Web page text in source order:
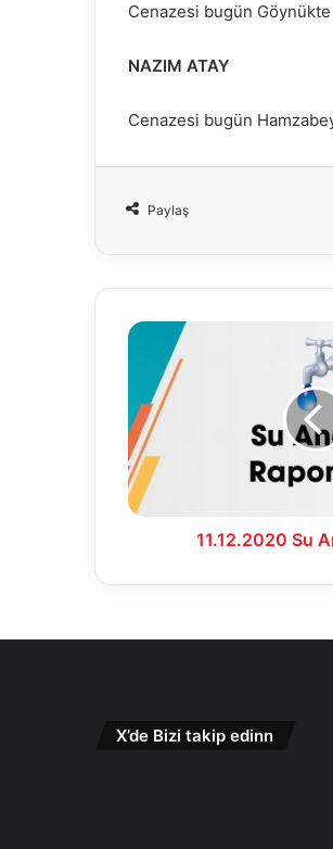
Cenazesi bugün
NAZIM ATAY
Cenazesi bugün
Paylaş
11.12.2020
Analiz
Raporu
11.12.2020 Su
X’de Bizi takip edinn